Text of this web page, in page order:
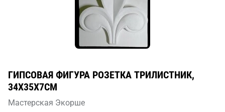
ГИПСОВАЯ ФИГУРА РОЗЕТКА ТРИЛИСТНИК,
34Х35Х7СМ
Мастерская Экорше